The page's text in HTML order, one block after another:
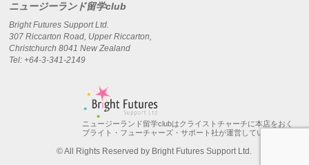
ニュージーランド留学club
Bright Futures Support Ltd.
307 Riccarton Road, Upper Riccarton,
Christchurch 8041 New Zealand
Tel: +64-3-341-2149
ニュージーランド留学clubはクライストチャーチに本店をおく
ブライト・フューチャーズ・サポート社が運営しています。
© All Rights Reserved by Bright Futures Support Ltd.